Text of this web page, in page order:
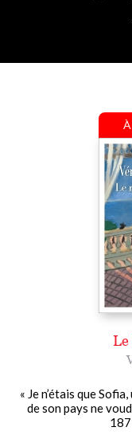
Le
« Je n’étais que
de son pays ne